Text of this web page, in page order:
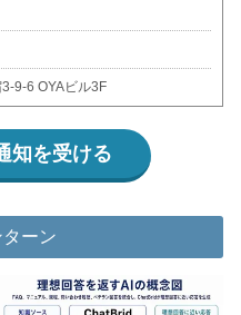
9-6 OYAビル3F
知を受ける
ーン